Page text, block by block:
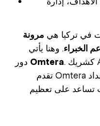
في تركيا هي مرونة Asana
الخبراء. وهنا يأتي
Omtera. كشريك Asana Platinum Solutions،
تقدم Omtera للشركات في تركيا خدمات إعداد
تساعد على تعظيم